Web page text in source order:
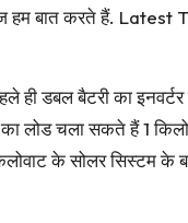
बात करते हैं. Latest
ही डबल बैटरी का
लोड चला सकते हैं 1
के सोलर सिस्टम के